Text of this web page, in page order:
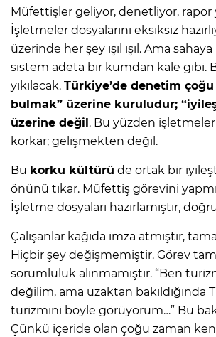
Müfettişler geliyor, denetliyor, rapor
İşletmeler dosyalarını eksiksiz
üzerinde her şey ışıl ışıl. Ama
sistem adeta bir kumdan kale gibi.
yıkılacak. Türkiye’de denetim
bulmak” üzerine kuruludur;
üzerine değil. Bu yüzden
korkar; gelişmekten değil.
Bu korku kültürü de ortak bir
önünü tıkar. Müfettiş görevini
İşletme dosyaları hazırlamıştır,
Çalışanlar kağıda imza atmıştır,
Hiçbir şey değişmemiştir. Görev
sorumluluk alınmamıştır. “Ben
değilim, ama uzaktan bakıldığında
turizmini böyle görüyorum…” Bu
Çünkü içeride olan çoğu zaman